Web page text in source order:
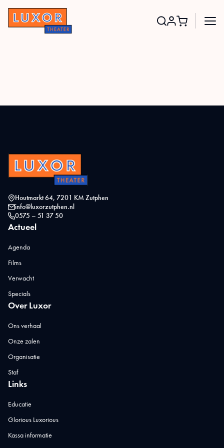
Houtmarkt 64, 7201 KM Zutphen
info@luxorzutphen.nl
0575 – 51 37 50
Actueel
Agenda
Films
Verwacht
Specials
Over Luxor
Ons verhaal
Onze zalen
Organisatie
Staf
Links
Educatie
Glorious Luxorious
Kassa informatie